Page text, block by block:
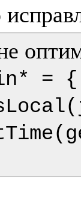
= {